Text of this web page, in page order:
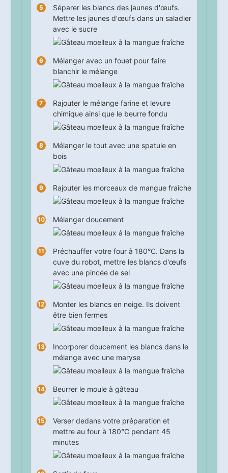
Séparer les blancs des jaunes d'œufs.
Mettre les jaunes d'œufs dans un saladier
avec le sucre
Mélanger avec un fouet pour faire
blanchir le mélange
Rajouter le mélange farine et levure
chimique ainsi que le beurre fondu
Mélanger le tout avec une spatule en
bois
Rajouter les morceaux de mangue fraîche
Mélanger doucement
Préchauffer votre four à 180°C. Dans la
cuve du robot, mettre les blancs d'œufs
avec une pincée de sel
Monter les blancs en neige. Ils doivent
être bien fermes
Incorporer doucement les blancs dans le
mélange avec une maryse
Beurrer le moule à gâteau
Verser dedans votre préparation et
mettre au four à 180°C pendant 45
minutes